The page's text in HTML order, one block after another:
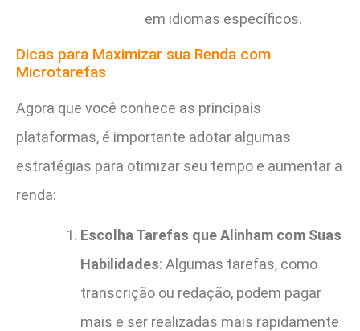
em idiomas específicos.
Dicas para Maximizar sua Renda com
Microtarefas
Agora que você conhece as principais
plataformas, é importante adotar algumas
estratégias para otimizar seu tempo e aumentar a
renda:
Escolha Tarefas que Alinham com Suas
Habilidades: Algumas tarefas, como
transcrição ou redação, podem pagar
mais e ser realizadas mais rapidamente